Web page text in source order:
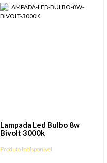
Lampada Led Bulbo 8w
Bivolt 3000k
Produto indisponível